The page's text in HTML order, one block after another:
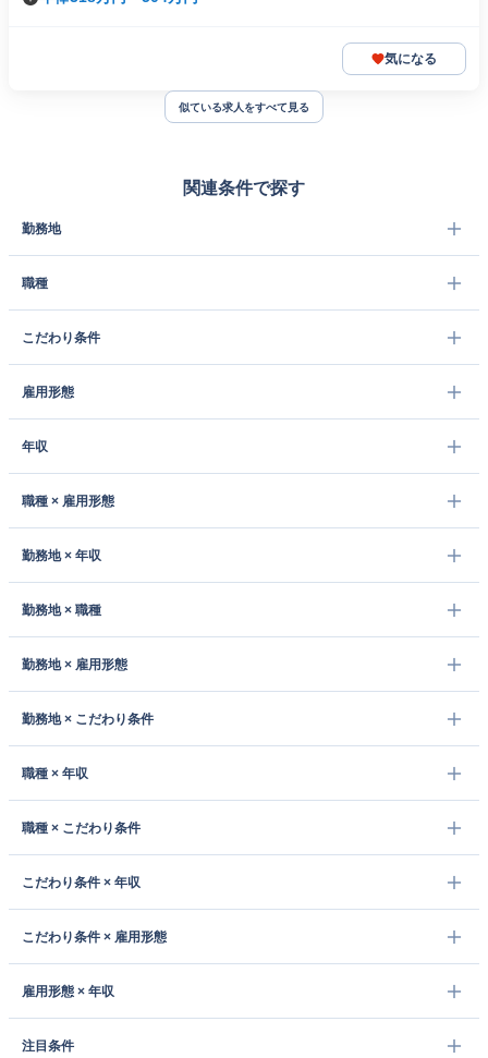
気になる
似ている求人をすべて見る
関連条件で探す
勤務地
職種
こだわり条件
雇用形態
年収
職種 × 雇用形態
勤務地 × 年収
勤務地 × 職種
勤務地 × 雇用形態
勤務地 × こだわり条件
職種 × 年収
職種 × こだわり条件
こだわり条件 × 年収
こだわり条件 × 雇用形態
雇用形態 × 年収
注目条件